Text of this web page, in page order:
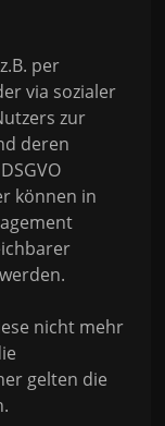
per
via sozialer
zur
deren
können in
nicht mehr
gelten die